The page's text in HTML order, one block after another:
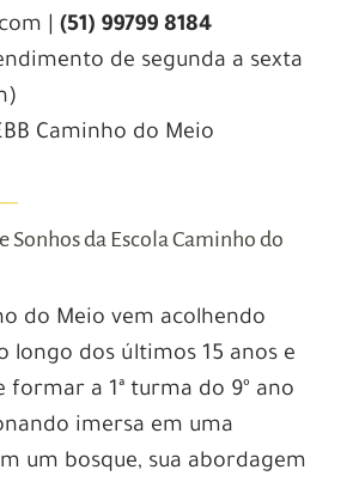
|
(51) 99799 8184
de segunda a sexta
Caminho do Meio
Sonhos da Escola Caminho do
do Meio vem acolhendo
longo dos últimos 15 anos e
formar a 1ª turma do 9º ano
imersa em uma
um bosque, sua abordagem